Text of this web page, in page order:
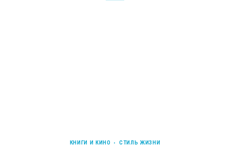
КНИГИ И КИНО СТИЛЬ ЖИЗНИ